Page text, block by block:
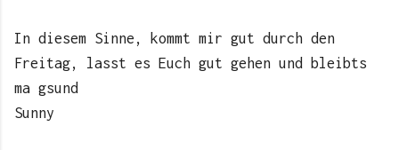
In diesem Sinne, kommt mir gut durch den
Freitag, lasst es Euch gut gehen und bleibts
ma gsund
Sunny